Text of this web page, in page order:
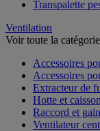
Transpalette
Ventilation
Voir toute la catégorie
Accessoires
Accessoires
Extracteur de
Hotte et
Raccord et
Ventilateur